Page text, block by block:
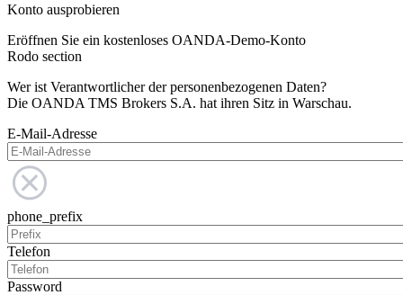
Konto ausprobieren
Eröffnen Sie ein kostenloses OANDA-Demo-Konto
Rodo section
Wer ist Verantwortlicher der personenbezogenen Daten?
Die OANDA TMS Brokers S.A. hat ihren Sitz in Warschau.
E-Mail-Adresse
phone_prefix
Telefon
Password